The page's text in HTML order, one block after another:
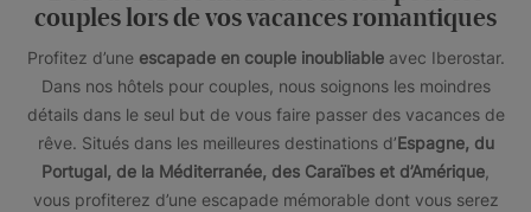
couples lors de vos vacances romantiques
Profitez d’une escapade en couple inoubliableavec Iberostar.
Dans nos hôtels pour couples, nous soignons les moindres
détails dans le seul but de vous faire passer des vacances de
rêve. Situés dans les meilleures destinations d’Espagne, du
Portugal, de la Méditerranée, des Caraïbes et d’Amérique
vous profiterez d’une escapade mémorable dont vous serez